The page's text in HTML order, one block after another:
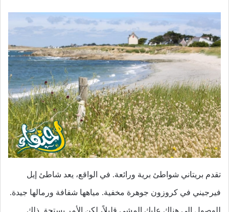
تقدم بريتاني شواطئ برية ورائعة. في الواقع، يعد شاطئ إيل
فيرجيني في كروزون جوهرة مخفية. مياهها شفافة ورمالها جيدة.